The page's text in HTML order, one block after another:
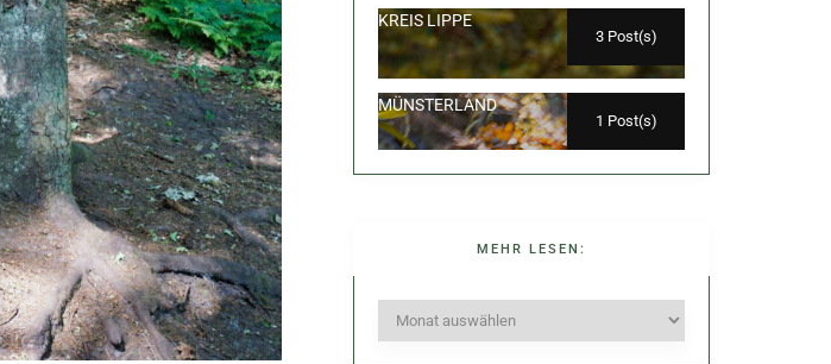
KREIS LIPPE
3 Post(s)
MÜNSTERLAND
1 Post(s)
MEHR LESEN:
Mehr
lesen: